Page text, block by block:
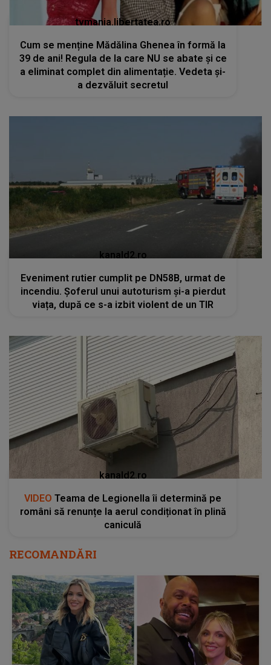
tvmania.libertatea.ro
Cum se menține Mădălina Ghenea în formă la
39 de ani! Regula de la care NU se abate și ce
a eliminat complet din alimentație. Vedeta și-
a dezvăluit secretul
kanald2.ro
Eveniment rutier cumplit pe DN58B, urmat de
incendiu. Șoferul unui autoturism și-a pierdut
viața, după ce s-a izbit violent de un TIR
kanald2.ro
VIDEO Teama de Legionella îi determină pe
români să renunțe la aerul condiționat în plină
caniculă
RECOMANDĂRI